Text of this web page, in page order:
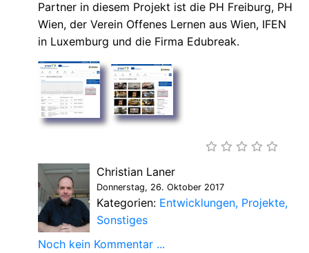
Partner in diesem Projekt ist die PH Freiburg, PH
Wien, der Verein Offenes Lernen aus Wien, IFEN
in Luxemburg und die Firma Edubreak.
Christian Laner
Donnerstag, 26. Oktober 2017
Kategorien: Entwicklungen Projekte
Sonstiges
Noch kein Kommentar ...